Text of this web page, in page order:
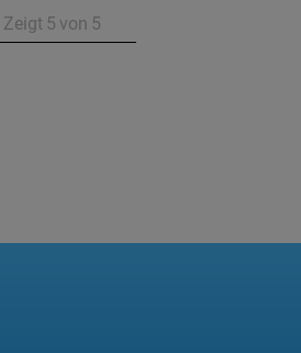
Zeigt 5 von 5